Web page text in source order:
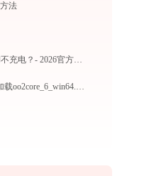
法
笔记本电脑连接电源却不充电？- 2026官方最新解决方法
elden ring eldenring.exe加载oo2core_6_win64.dll文件丢失处理办法